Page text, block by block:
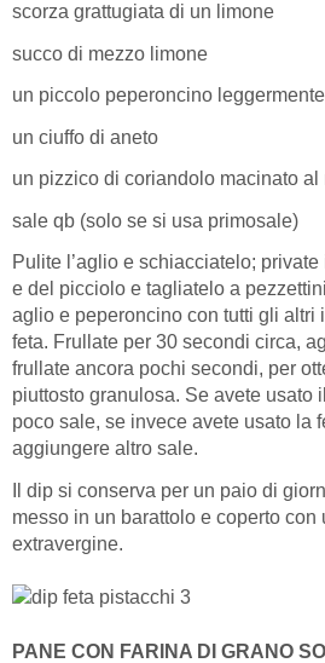
scorza grattugiata di un limone
succo di mezzo limone
un piccolo peperoncino
un ciuffo di aneto
un pizzico di coriandolo macinato al
sale qb (solo se si usa primosale)
Pulite l’aglio e schiacciatelo;
e del picciolo e tagliatelo a
aglio e peperoncino con tutti gli altri
feta. Frullate per 30 secondi circa,
frullate ancora pochi secondi, per
piuttosto granulosa. Se avete usato
poco sale, se invece avete usato la
aggiungere altro sale.
Il dip si conserva per un paio di
messo in un barattolo e coperto con
extravergine.
PANE CON FARINA DI GRANO